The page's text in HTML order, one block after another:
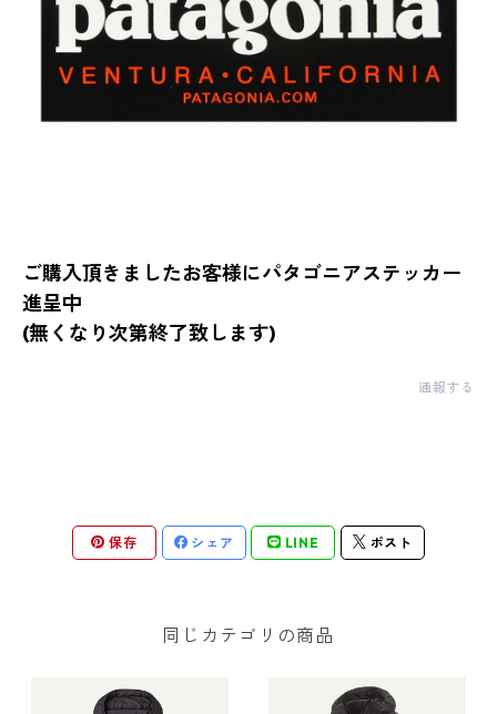
ご購入頂きましたお客様にパタゴニアステッカー
進呈中
(無くなり次第終了致します)
通報する
保存 シェア LINE ポスト
同じカテゴリの商品